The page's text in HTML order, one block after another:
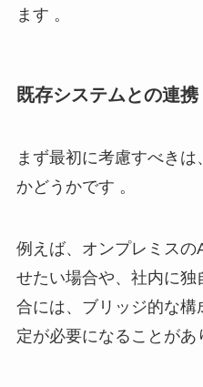
ます 。
既存システムとの連携
まず最初に考慮すべき
かどうかです 。
例えば、オンプレミスの
せたい場合や、社内に
合には、ブリッジ的な
定が必要になることがあ